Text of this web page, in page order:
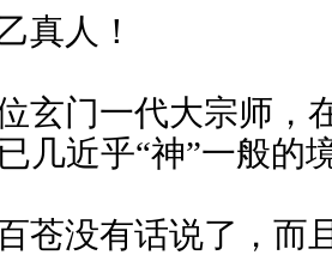
真人！
玄门一代大宗师，
几近乎“神”一般的
苍没有话说了，而